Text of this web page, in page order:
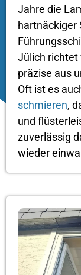
Jahre die
hartnäckiger
Jülich richtet
präzise aus
Oft ist es
schmieren,
und
zuverlässig
wieder